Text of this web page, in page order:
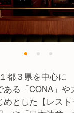
都３県を中心に
る「CONA」
とした【レス